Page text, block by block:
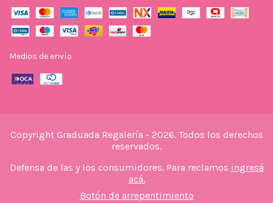
Medios de envío
Copyright Graduada Regalería - 2026. Todos los derechos
reservados.
Defensa de las y los consumidores. Para reclamos ingresá
acá.
Botón de arrepentimiento